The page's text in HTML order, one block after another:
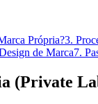
Própria?3.
de Marca7.
(Private